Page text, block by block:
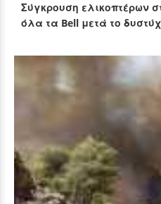
Σύγκρουση ελικοπτέρων
όλα τα Bell μετά το